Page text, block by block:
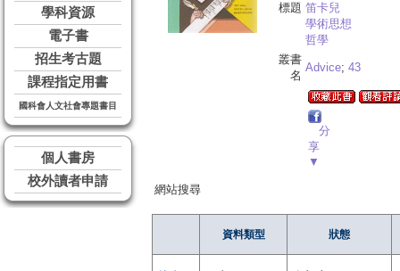
學科資源
電子書
招生考古題
課程指定用書
國科會人文社會專題書目
個人書房
校外讀者申請
標題 笛卡兒
學術思想
哲學
叢書
名
Advice; 43
分
享
▼
網站搜尋
資料類型 狀態